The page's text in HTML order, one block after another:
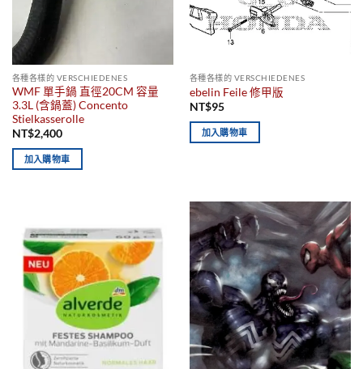
各種各樣的 VERSCHIEDENES
WMF 單手鍋 直徑20CM 容量
3.3L (含鍋蓋) Concento
Stielkasserolle
NT$2,400
加入購物車
各種各樣的 VERSCHIEDENES
ebelin Feile 修甲版
NT$95
加入購物車